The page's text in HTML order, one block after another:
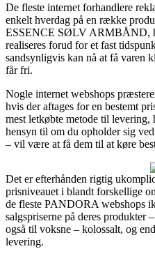
De fleste internet forhandlere
enkelt hverdag på en række
ESSENCE SØLV ARMBÅND,
realiseres forud for et fast
sandsynligvis kan nå at få varen
får fri.
Nogle internet webshops
hvis der aftages for en bestemt
mest letkøbte metode til
hensyn til om du opholder sig
– vil være at få dem til at køre
Det er efterhånden rigtig
prisniveauet i blandt forskellige
de fleste PANDORA webshops
salgspriserne på deres produkter
også til voksne – kolossalt, og
levering.